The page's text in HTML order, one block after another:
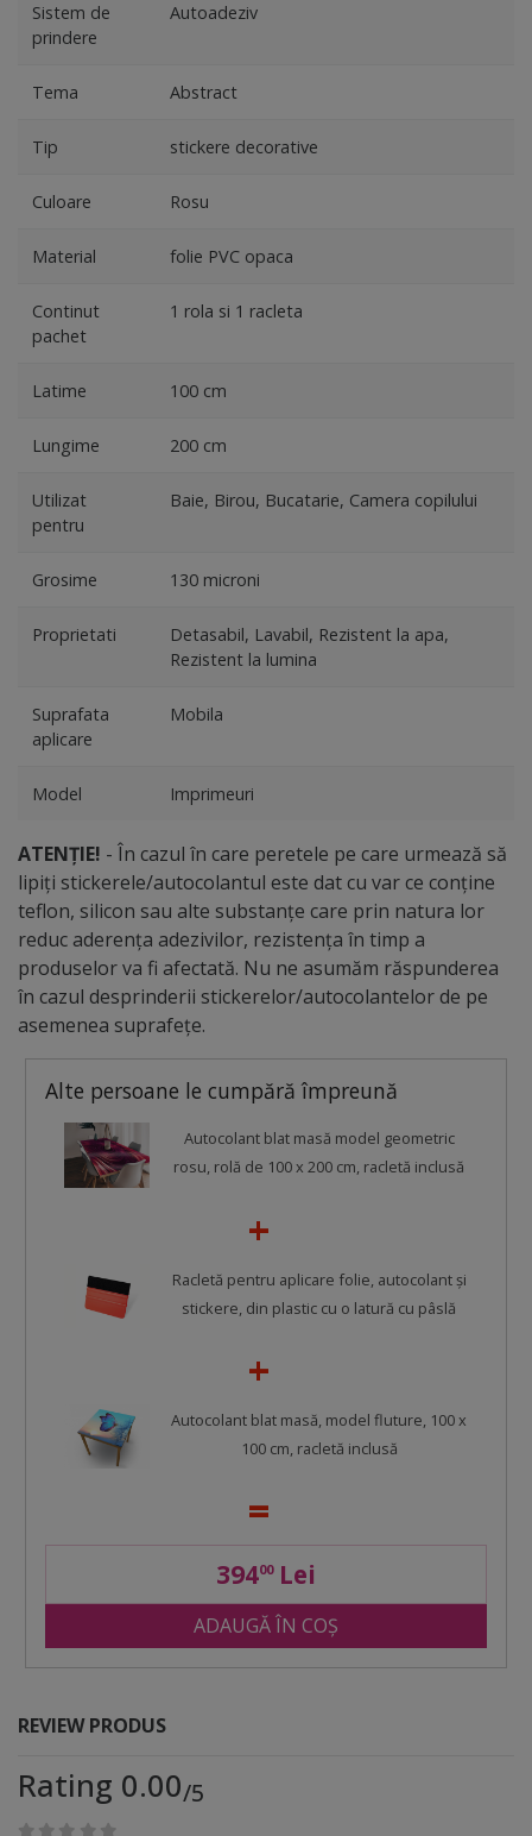
Sistem de
prindere
Autoadeziv
Tema Abstract
Tip stickere decorative
Culoare Rosu
Material folie PVC opaca
Continut
pachet
1 rola si 1 racleta
Latime 100 cm
Lungime 200 cm
Utilizat
pentru
Baie, Birou, Bucatarie, Camera copilului
Grosime 130 microni
Proprietati
Detasabil, Lavabil, Rezistent la apa,
Rezistent la lumina
Suprafata
aplicare
Mobila
Model Imprimeuri
ATENȚIE! - În cazul în care peretele pe care urmează să
lipiți stickerele/autocolantul este dat cu var ce conține
teflon, silicon sau alte substanțe care prin natura lor
reduc aderența adezivilor, rezistența în timp a
produselor va fi afectată. Nu ne asumăm răspunderea
în cazul desprinderii stickerelor/autocolantelor de pe
asemenea suprafețe.
Alte persoane le cumpără împreună
Autocolant blat masă model geometric
rosu, rolă de 100 x 200 cm, racletă inclusă
Racletă pentru aplicare folie, autocolant şi
stickere, din plastic cu o latură cu pâslă
Autocolant blat masă, model fluture, 100 x
100 cm, racletă inclusă
39400Lei
ADAUGĂ ÎN COȘ
REVIEW PRODUS
Rating 0.00/5